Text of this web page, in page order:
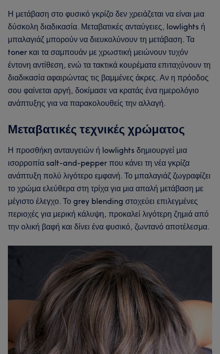
Η μετάβαση στο φυσικό γκρίζο δεν χρειάζεται να είναι μια
δύσκολη διαδικασία. Μεταβατικές ανταύγειες, lowlights ή
μπαλαγιάζ μπορούν να διευκολύνουν τη μετάβαση. Τα
toner και τα σαμπουάν με χρωστική μειώνουν τυχόν
έντονη αντίθεση, ενώ τα τακτικά κουρέματα επιταχύνουν τη
διαδικασία αφαιρώντας τις βαμμένες άκρες. Αν η πρόοδος
σου φαίνεται αργή, δοκίμασε να κρατάς ένα ημερολόγιο
ανάπτυξης για να παρακολουθείς την αλλαγή.
Μεταβατικές τεχνικές χρώματος
Η προσθήκη ανταυγειών ή lowlights δημιουργεί μια
ισορροπία salt-and-pepper που κάνει τη νέα γκρίζα
ανάπτυξη πολύ λιγότερο εμφανή. Το μπαλαγιάζ ζωγραφίζει
το χρώμα ελεύθερα στη τρίχα για μια απαλή μετάβαση με
μέγιστο έλεγχο. Το grey blending στοχεύει επιλεγμένες
περιοχές για μερική κάλυψη, προκαλεί λιγότερη ζημιά από
την ολική βαφή και δίνει ένα φυσικό, ζωντανό αποτέλεσμα.